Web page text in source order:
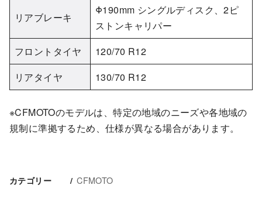
リアブレーキ
Φ190mm シングルディスク、2ピ
ストンキャリパー
フロントタイヤ
120/70 R12
リアタイヤ
130/70 R12
※CFMOTOのモデルは、特定の地域のニーズや各地域の
規制に準拠するため、仕様が異なる場合があります。
カテゴリー CFMOTO